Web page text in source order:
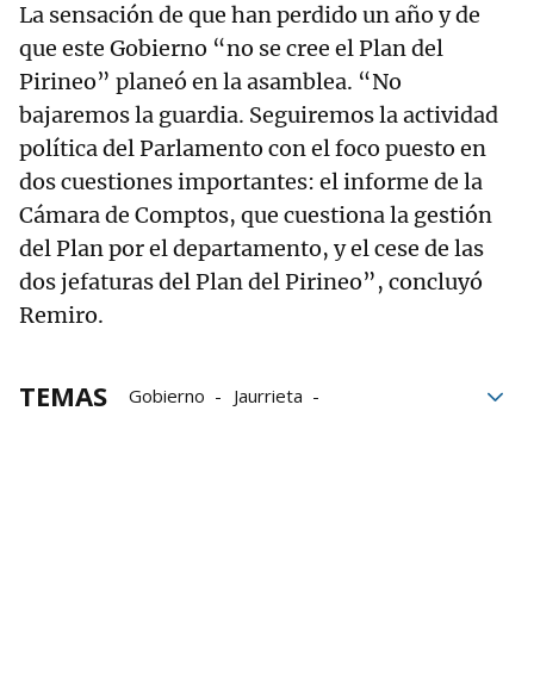
La sensación de que han perdido un año y de
que este Gobierno “no se cree el Plan del
Pirineo” planeó en la asamblea. “No
bajaremos la guardia. Seguiremos la actividad
política del Parlamento con el foco puesto en
dos cuestiones importantes: el informe de la
Cámara de Comptos, que cuestiona la gestión
del Plan por el departamento, y el cese de las
dos jefaturas del Plan del Pirineo”, concluyó
Remiro.
TEMAS Gobierno
Jaurrieta